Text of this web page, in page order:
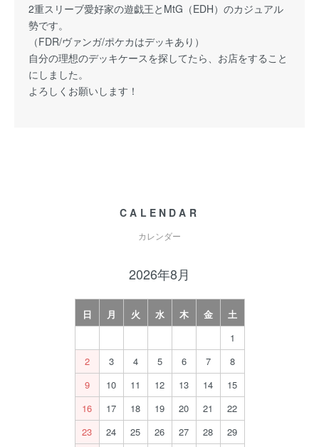
2重スリーブ愛好家の遊戯王とMtG（EDH）のカジュアル
勢です。
（FDR/ヴァンガ/ポケカはデッキあり）
自分の理想のデッキケースを探してたら、お店をすること
にしました。
よろしくお願いします！
CALENDAR
カレンダー
2026年8月
日 月 火 水 木 金
土
1
2
3 4 5 6 7
8
9
10 11 12 13 14
15
16
17 18 19 20 21
22
23
24 25 26 27 28
29